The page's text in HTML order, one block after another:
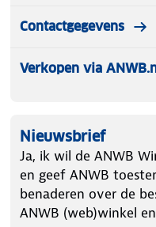
Contactgegevens
Verkopen via
Nieuwsbrief
Ja, ik wil de ANWB
en geef ANWB
benaderen over de
ANWB (web)winkel